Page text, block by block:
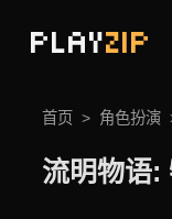
PLAYZIP
首页 角色扮演
流明物语: